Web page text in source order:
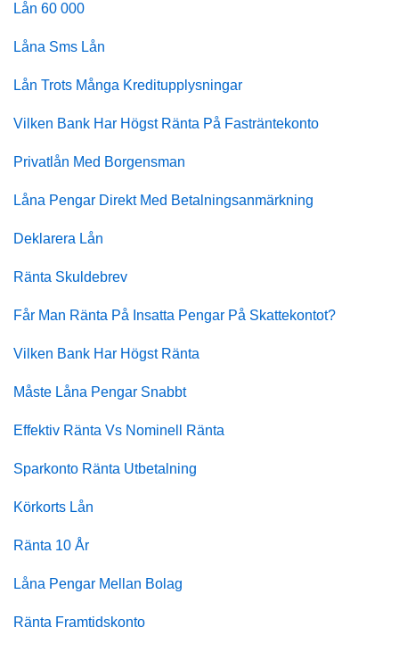
Lån 60 000
Låna Sms Lån
Lån Trots Många Kreditupplysningar
Vilken Bank Har Högst Ränta På Fasträntekonto
Privatlån Med Borgensman
Låna Pengar Direkt Med Betalningsanmärkning
Deklarera Lån
Ränta Skuldebrev
Får Man Ränta På Insatta Pengar På Skattekontot?
Vilken Bank Har Högst Ränta
Måste Låna Pengar Snabbt
Effektiv Ränta Vs Nominell Ränta
Sparkonto Ränta Utbetalning
Körkorts Lån
Ränta 10 År
Låna Pengar Mellan Bolag
Ränta Framtidskonto